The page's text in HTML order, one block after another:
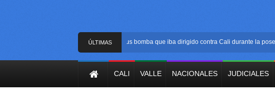
ÚLTIMAS
NOTICIAS
Frustran atentado con bus bomba que iba dirigido contra Cali durante la posesión
CALI VALLE NACIONALES JUDICIALES